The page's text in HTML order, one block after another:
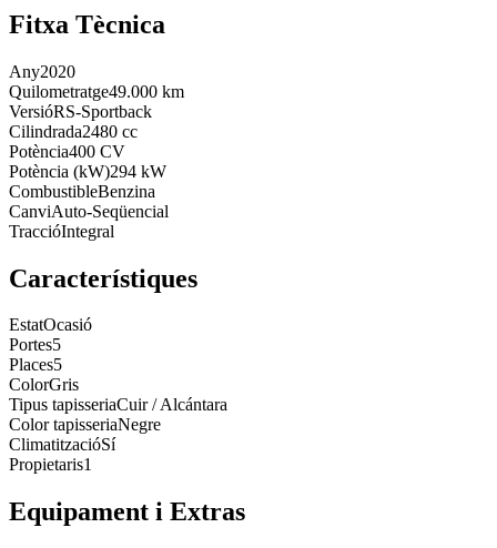
Fitxa Tècnica
Any2020
Quilometratge49.000 km
VersióRS-Sportback
Cilindrada2480 cc
Potència400 CV
Potència (kW)294 kW
CombustibleBenzina
CanviAuto-Seqüencial
TraccióIntegral
Característiques
EstatOcasió
Portes5
Places5
ColorGris
Tipus tapisseriaCuir / Alcántara
Color tapisseriaNegre
ClimatitzacióSí
Propietaris1
Equipament i Extras